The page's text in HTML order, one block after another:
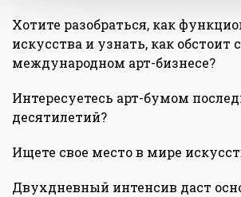
Хотите разобраться, как
искусства и узнать, как обстоит
международном арт-бизнесе?
Интересуетесь арт-бумом
десятилетий?
Ищете свое место в мире
Двухдневный интенсив даст